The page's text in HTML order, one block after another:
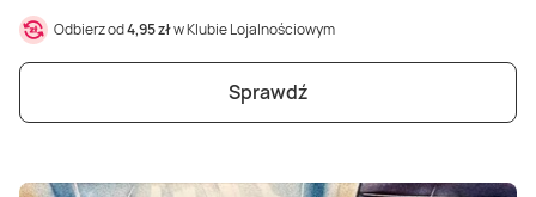
Odbierz od4,95 złw Klubie Lojalnościowym
Sprawdź